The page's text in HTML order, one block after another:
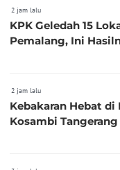
2 jam lalu
KPK Geledah 15
Pemalang, Ini
2 jam lalu
Kebakaran Hebat
Kosambi Tangerang